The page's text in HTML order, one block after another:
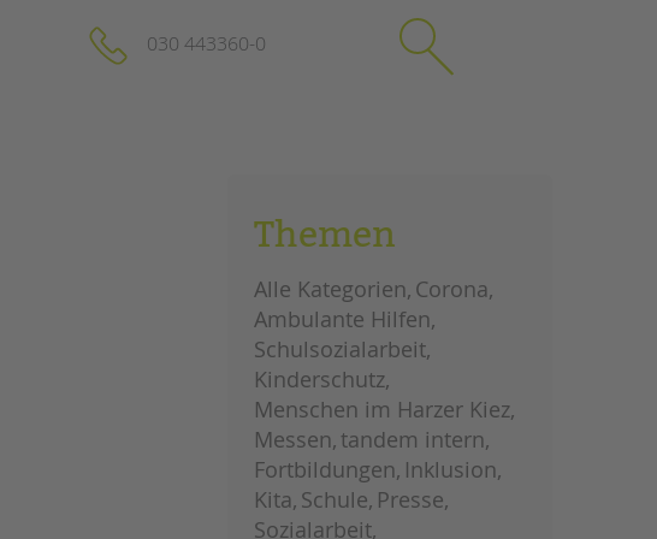
Impressum
Datenschutz
Hinweisgebersystem
Intranet
schließen
030 443360-0
SuchenThemen
Alle Kategorien Corona
Ambulante Hilfen
Schulsozialarbeit
Kinderschutz
Menschen im Harzer Kiez
Messen tandem intern
Fortbildungen Inklusion
Kita Schule Presse
Sozialarbeit